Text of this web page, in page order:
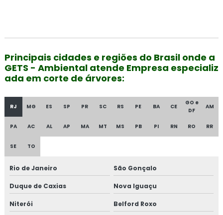
Principais cidades e regiões do Brasil onde a
GETS - Ambiental atende Empresa especializ
ada em corte de árvores:
RJ MG ES SP PR SC RS PE BA CE
GO e
DF
AM
PA AC AL AP MA MT MS PB PI RN RO RR
SE TO
Rio de Janeiro São Gonçalo
Duque de Caxias Nova Iguaçu
Niterói Belford Roxo